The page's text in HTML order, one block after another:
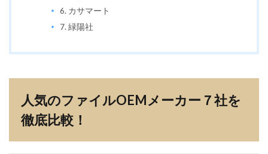
6. カサマート
7. 緑陽社
人気のファイルOEMメーカー７社を
徹底比較！